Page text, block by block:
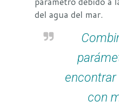
del agua del mar.
encontrar
con